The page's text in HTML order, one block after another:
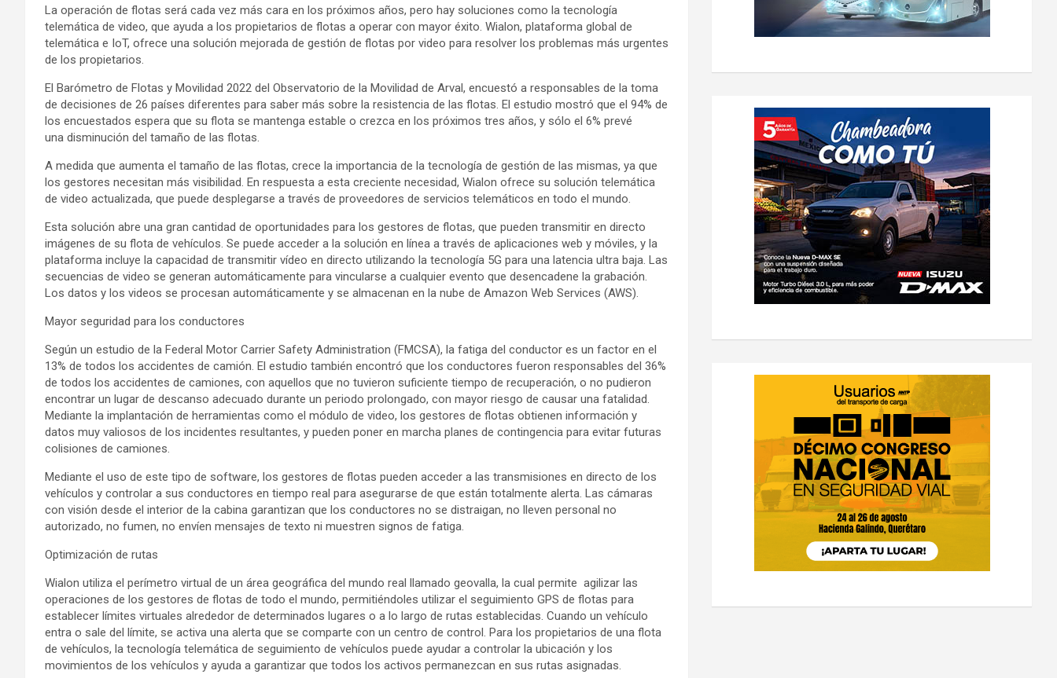
La operación de flotas será cada vez más cara en los próximos años, pero hay soluciones como la tecnología
telemática de video, que ayuda a los propietarios de flotas a operar con mayor éxito. Wialon, plataforma global de
telemática e IoT, ofrece una solución mejorada de gestión de flotas por video para resolver los problemas más urgentes
de los propietarios.
El Barómetro de Flotas y Movilidad 2022 del Observatorio de la Movilidad de Arval, encuestó a responsables de la toma
de decisiones de 26 países diferentes para saber más sobre la resistencia de las flotas. El estudio mostró que el 94% de
los encuestados espera que su flota se mantenga estable o crezca en los próximos tres años, y sólo el 6% prevé
una disminución del tamaño de las flotas.
A medida que aumenta el tamaño de las flotas, crece la importancia de la tecnología de gestión de las mismas, ya que
los gestores necesitan más visibilidad. En respuesta a esta creciente necesidad, Wialon ofrece su solución telemática
de video actualizada, que puede desplegarse a través de proveedores de servicios telemáticos en todo el mundo.
Esta solución abre una gran cantidad de oportunidades para los gestores de flotas, que pueden transmitir en directo
imágenes de su flota de vehículos. Se puede acceder a la solución en línea a través de aplicaciones web y móviles, y la
plataforma incluye la capacidad de transmitir vídeo en directo utilizando la tecnología 5G para una latencia ultra baja. Las
secuencias de video se generan automáticamente para vincularse a cualquier evento que desencadene la grabación.
Los datos y los videos se procesan automáticamente y se almacenan en la nube de Amazon Web Services (AWS).
Mayor seguridad para los conductores
Según un estudio de la Federal Motor Carrier Safety Administration (FMCSA), la fatiga del conductor es un factor en el
13% de todos los accidentes de camión. El estudio también encontró que los conductores fueron responsables del 36%
de todos los accidentes de camiones, con aquellos que no tuvieron suficiente tiempo de recuperación, o no pudieron
encontrar un lugar de descanso adecuado durante un periodo prolongado, con mayor riesgo de causar una fatalidad.
Mediante la implantación de herramientas como el módulo de video, los gestores de flotas obtienen información y
datos muy valiosos de los incidentes resultantes, y pueden poner en marcha planes de contingencia para evitar futuras
colisiones de camiones.
Mediante el uso de este tipo de software, los gestores de flotas pueden acceder a las transmisiones en directo de los
vehículos y controlar a sus conductores en tiempo real para asegurarse de que están totalmente alerta. Las cámaras
con visión desde el interior de la cabina garantizan que los conductores no se distraigan, no lleven personal no
autorizado, no fumen, no envíen mensajes de texto ni muestren signos de fatiga.
Optimización de rutas
Wialon utiliza el perímetro virtual de un área geográfica del mundo real llamado geovalla, la cual permite agilizar las
operaciones de los gestores de flotas de todo el mundo, permitiéndoles utilizar el seguimiento GPS de flotas para
establecer límites virtuales alrededor de determinados lugares o a lo largo de rutas establecidas. Cuando un vehículo
entra o sale del límite, se activa una alerta que se comparte con un centro de control. Para los propietarios de una flota
de vehículos, la tecnología telemática de seguimiento de vehículos puede ayudar a controlar la ubicación y los
movimientos de los vehículos y ayuda a garantizar que todos los activos permanezcan en sus rutas asignadas.